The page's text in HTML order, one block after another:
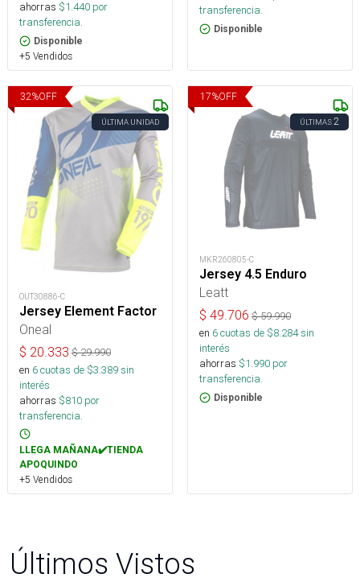
ahorras $1.440 por
transferencia.
Disponible
+5 Vendidos
transferencia.
Disponible
32%OFF
ÚLTIMA UNIDAD
OUT30886-C
Jersey Element Factor
Oneal
$ 20.333 $29.990
en 6cuotas de $3.389sin
interés
ahorras $810 por
transferencia.
LLEGA MAÑANA✔️TIENDA
APOQUINDO
+5 Vendidos
17%OFF
ÚLTIMAS2
MKR260805-C
Jersey 4.5 Enduro
Leatt
$ 49.706 $59.990
en 6cuotas de $8.284sin
interés
ahorras $1.990 por
transferencia.
Disponible
Últimos Vistos